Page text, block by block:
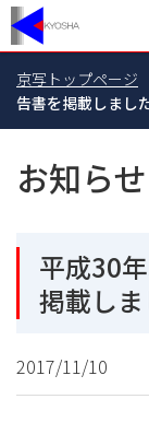
京写トップページ
告書を掲載しました
お知らせ
平成30
掲載しま
2017/11/10